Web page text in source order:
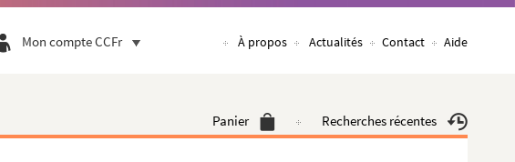
Mon compte CCFr À propos Actualités Contact Aide
Panier Recherches récentes